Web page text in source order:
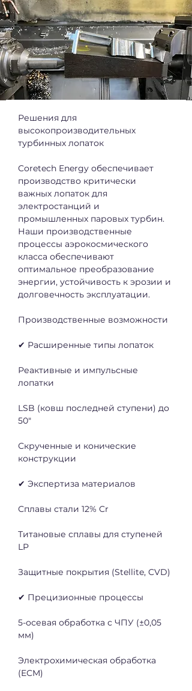
Решения для
высокопроизводительных
турбинных лопаток
Coretech Energy обеспечивает
производство критически
важных лопаток для
электростанций и
промышленных паровых турбин.
Наши производственные
процессы аэрокосмического
класса обеспечивают
оптимальное преобразование
энергии, устойчивость к эрозии и
долговечность эксплуатации.
Производственные возможности
✔ Расширенные типы лопаток
Реактивные и импульсные
лопатки
LSB (ковш последней ступени) до
50"
Скрученные и конические
конструкции
✔ Экспертиза материалов
Сплавы стали 12% Cr
Титановые сплавы для ступеней
LP
Защитные покрытия (Stellite, CVD)
✔ Прецизионные процессы
5-осевая обработка с ЧПУ (±0,05
мм)
Электрохимическая обработка
(ECM)